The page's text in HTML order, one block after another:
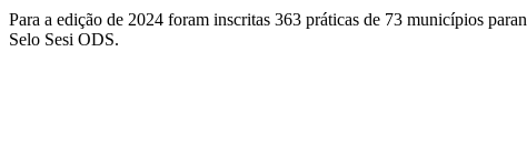
Para a edição de 2024 foram inscritas 363 práticas de 73 municípios
Selo Sesi ODS.